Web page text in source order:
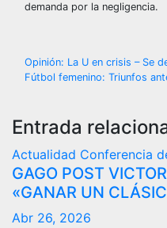
demanda por la negligencia.
Navegación
entradas
Opinión: La U en crisis – Se
Fútbol femenino: Triunfos
Entrada
Actualidad Conferencia
GAGO POST
«GANAR UN
Abr 26, 2026